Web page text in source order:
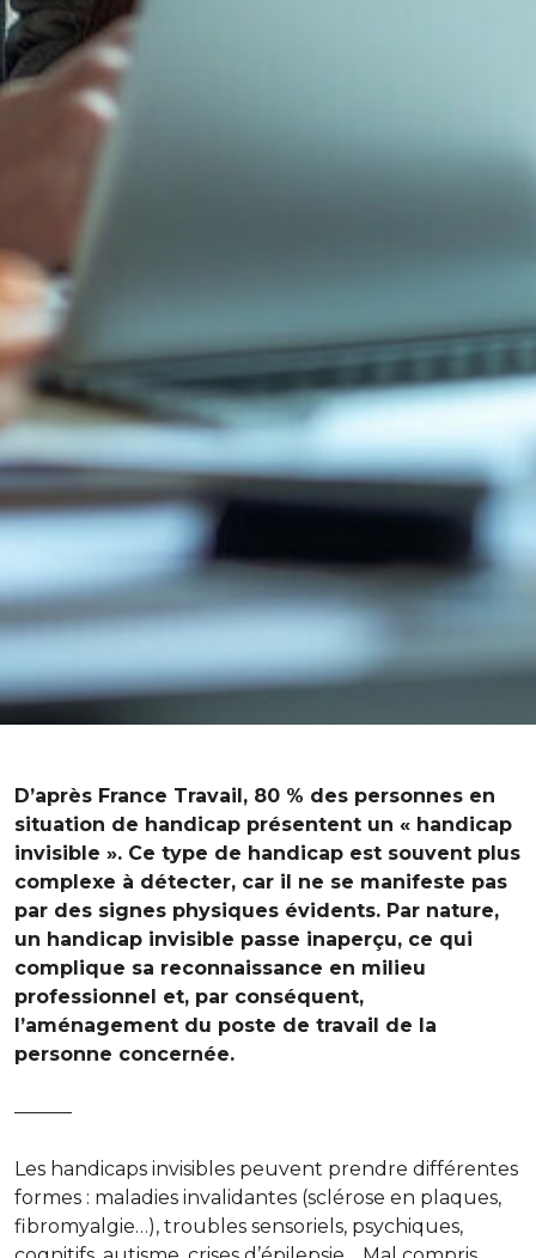
D’après France Travail, 80 % des personnes en
situation de handicap présentent un « handicap
invisible ». Ce type de handicap est souvent plus
complexe à détecter, car il ne se manifeste pas
par des signes physiques évidents. Par nature,
un handicap invisible passe inaperçu, ce qui
complique sa reconnaissance en milieu
professionnel et, par conséquent,
l’aménagement du poste de travail de la
personne concernée.
———
Les handicaps invisibles peuvent prendre différentes
formes : maladies invalidantes (sclérose en plaques,
fibromyalgie…), troubles sensoriels, psychiques,